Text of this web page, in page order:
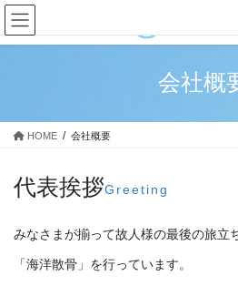
コ
ン
テ
ス
ナ
ビ
ゲ
ン
会社概
HOME 会社概要
代表挨拶Greeting
みなさまが揃って故人様の最後の旅立
「海洋散骨」を行っています。